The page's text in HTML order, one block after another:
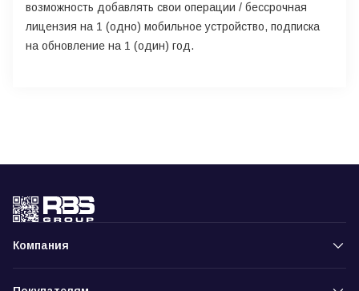
возможность добавлять свои операции / бессрочная
лицензия на 1 (одно) мобильное устройство, подписка
на обновление на 1 (один) год.
Компания